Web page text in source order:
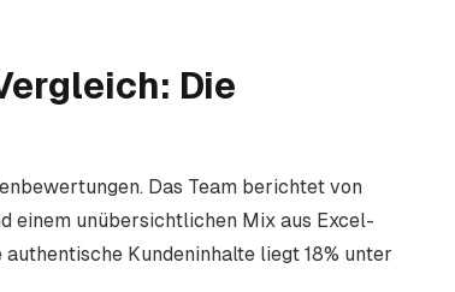
Die
Das Team berichtet von
einem unübersichtlichen Mix aus Excel-
Kundeninhalte liegt 18% unter